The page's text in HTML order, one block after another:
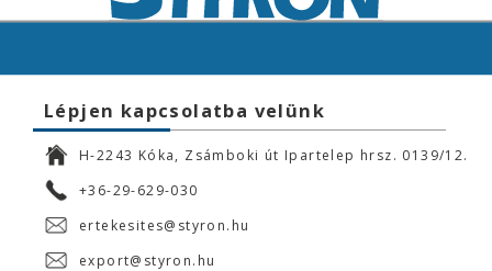
Lépjen kapcsolatba velünk
H-2243 Kóka, Zsámboki út Ipartelep hrsz. 0139/12.
+36-29-629-030
ertekesites@styron.hu
export@styron.hu